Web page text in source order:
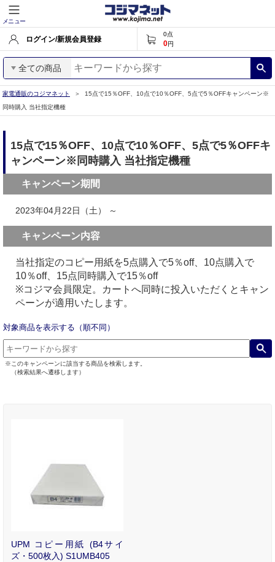
メニュー
ログイン/新規会員登録
0点
0円
全ての商品
家電通販のコジマネット
15点で15％OFF、10点で10％OFF、5点で5％OFFキャンペーン※
同時購入 当社指定機種
15点で15％OFF、10点で10％OFF、5点で5％OFFキ
ャンペーン※同時購入 当社指定機種
キャンペーン期間
2023年04月22日（土） ～
キャンペーン内容
当社指定のコピー用紙を5点購入で5％off、10点購入で
10％off、15点同時購入で15％off
※コジマ会員限定。カートへ同時に投入いただくとキャン
ペーンが適用いたします。
対象商品を表示する（順不同）
※このキャンペーンに該当する商品を検索します。
（検索結果へ遷移します）
UPM コピー用紙 (B4サイ
ズ・500枚入) S1UMB405